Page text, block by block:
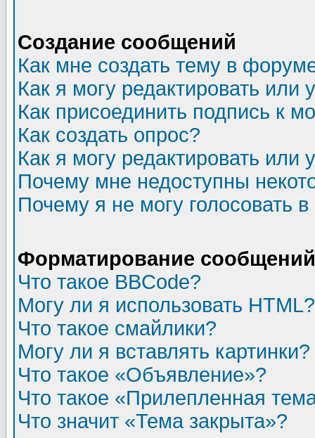
Создание сообщений
Как мне создать тему в
Как я могу редактировать или
Как присоединить подпись к
Как создать опрос?
Как я могу редактировать или
Почему мне недоступны
Почему я не могу голосовать
Форматирование
Что такое BBCode?
Могу ли я использовать HTML?
Что такое смайлики?
Могу ли я вставлять картинки?
Что такое «Объявление»?
Что такое «Прилепленная
Что значит «Тема закрыта»?